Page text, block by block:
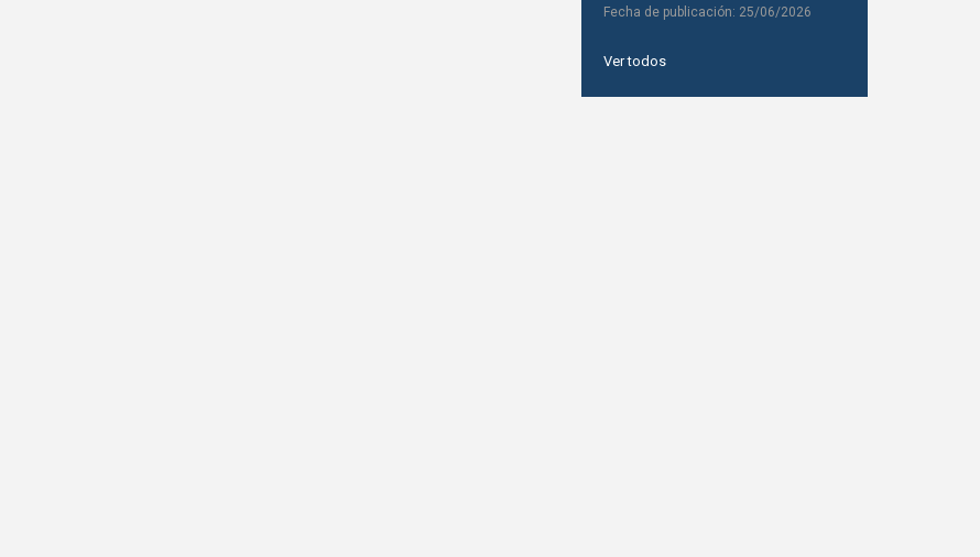
Fecha de publicación: 25/06/2026
Ver todos